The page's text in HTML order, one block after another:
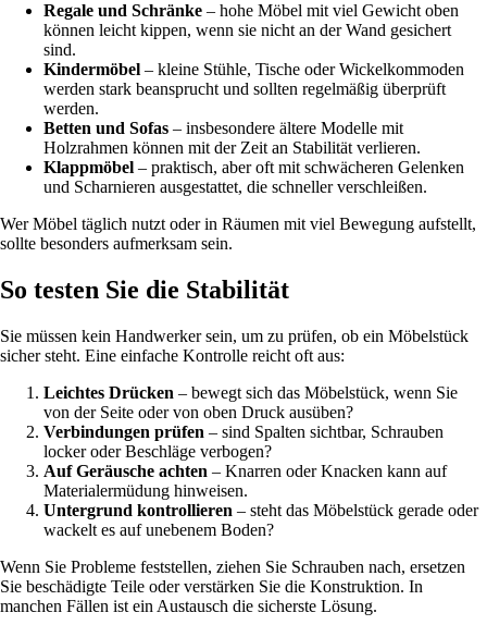
Regale und Schränke – hohe Möbel mit viel Gewicht oben
können leicht kippen, wenn sie nicht an der Wand gesichert
sind.
Kindermöbel – kleine Stühle, Tische oder Wickelkommoden
werden stark beansprucht und sollten regelmäßig überprüft
werden.
Betten und Sofas – insbesondere ältere Modelle mit
Holzrahmen können mit der Zeit an Stabilität verlieren.
Klappmöbel – praktisch, aber oft mit schwächeren Gelenken
und Scharnieren ausgestattet, die schneller verschleißen.
Wer Möbel täglich nutzt oder in Räumen mit viel Bewegung aufstellt,
sollte besonders aufmerksam sein.
So testen Sie die Stabilität
Sie müssen kein Handwerker sein, um zu prüfen, ob ein Möbelstück
sicher steht. Eine einfache Kontrolle reicht oft aus:
Leichtes Drücken – bewegt sich das Möbelstück, wenn Sie
von der Seite oder von oben Druck ausüben?
Verbindungen prüfen – sind Spalten sichtbar, Schrauben
locker oder Beschläge verbogen?
Auf Geräusche achten – Knarren oder Knacken kann auf
Materialermüdung hinweisen.
Untergrund kontrollieren – steht das Möbelstück gerade oder
wackelt es auf unebenem Boden?
Wenn Sie Probleme feststellen, ziehen Sie Schrauben nach, ersetzen
Sie beschädigte Teile oder verstärken Sie die Konstruktion. In
manchen Fällen ist ein Austausch die sicherste Lösung.